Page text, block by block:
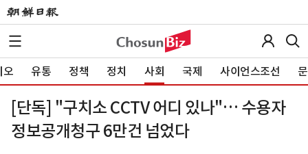
오 유통 정책 정치 사회 국제 사이언스조선
[단독] "구치소 CCTV 어디 있나"… 수용자
정보공개청구 6만건 넘었다